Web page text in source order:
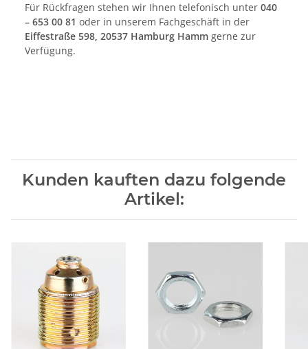
Für Rückfragen stehen wir Ihnen telefonisch unter 040
– 653 00 81 oder in unserem Fachgeschäft in der
Eiffestraße 598, 20537 Hamburg Hamm gerne zur
Verfügung.
Kunden kauften dazu folgende
Artikel: